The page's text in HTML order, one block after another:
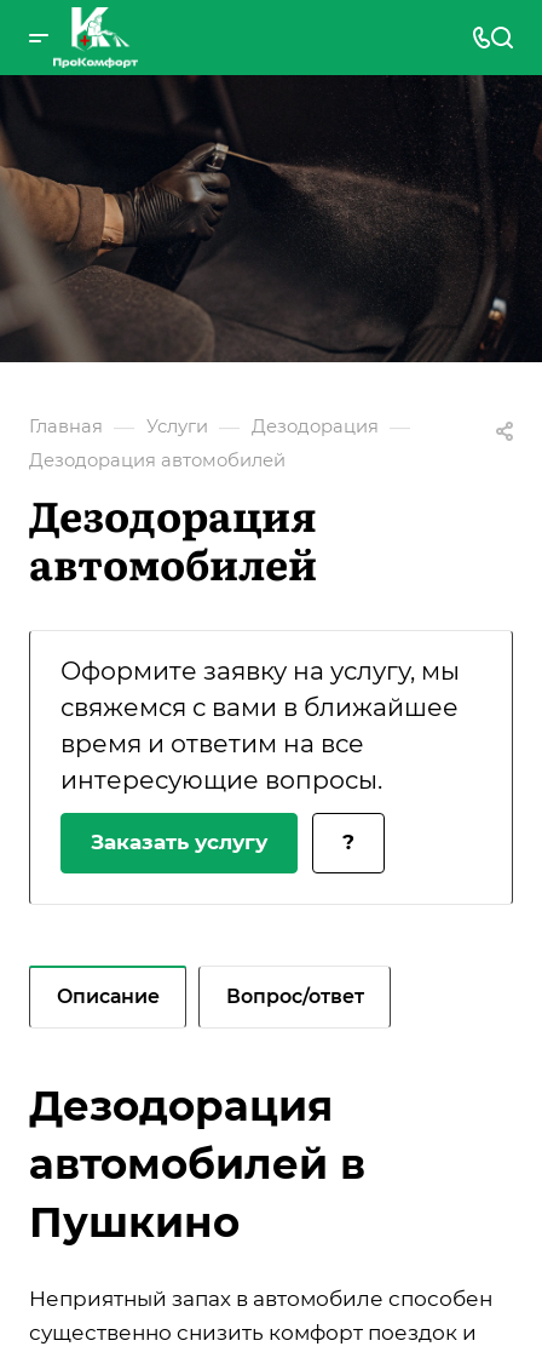
Главная — Услуги — Дезодорация —
Дезодорация автомобилей
Дезодорация
автомобилей
Оформите заявку на услугу, мы
свяжемся с вами в ближайшее
время и ответим на все
интересующие вопросы.
Заказать услугу ?
Описание Вопрос/ответ
Дезодорация
автомобилей в
Пушкино
Неприятный запах в автомобиле способен
существенно снизить комфорт поездок и